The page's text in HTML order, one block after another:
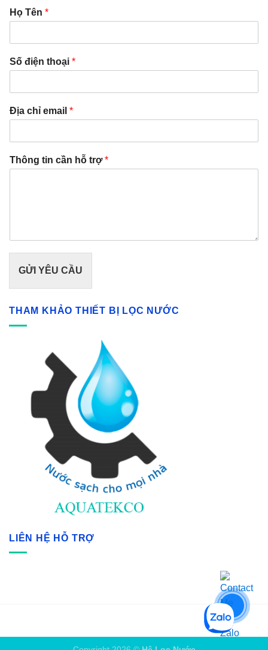
Họ Tên *
Số điện thoại *
Địa chỉ email *
Thông tin cần hỗ trợ*
GỬI YÊU CẦU
THAM KHẢO THIẾT BỊ LỌC NƯỚC
LIÊN HỆ HỖ TRỢ